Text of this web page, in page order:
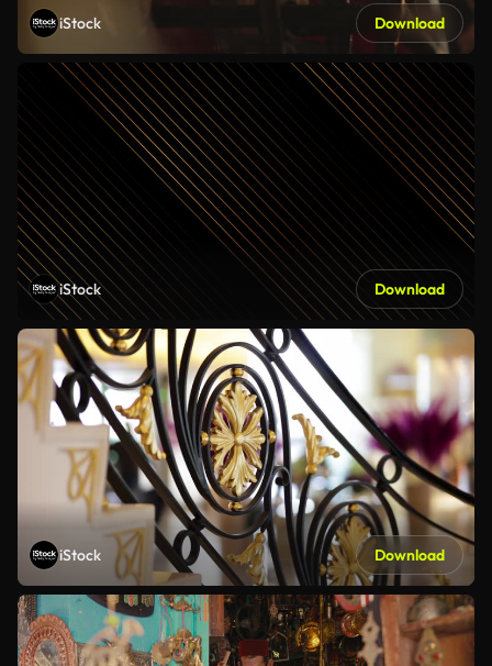
iStock Download
iStock Download
iStock Download